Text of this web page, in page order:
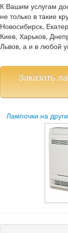
К Вашим услугам
не только в такие
Новосибирск,
Киев, Харьков,
Львов, а и в любой
Заказать
Лампочки на